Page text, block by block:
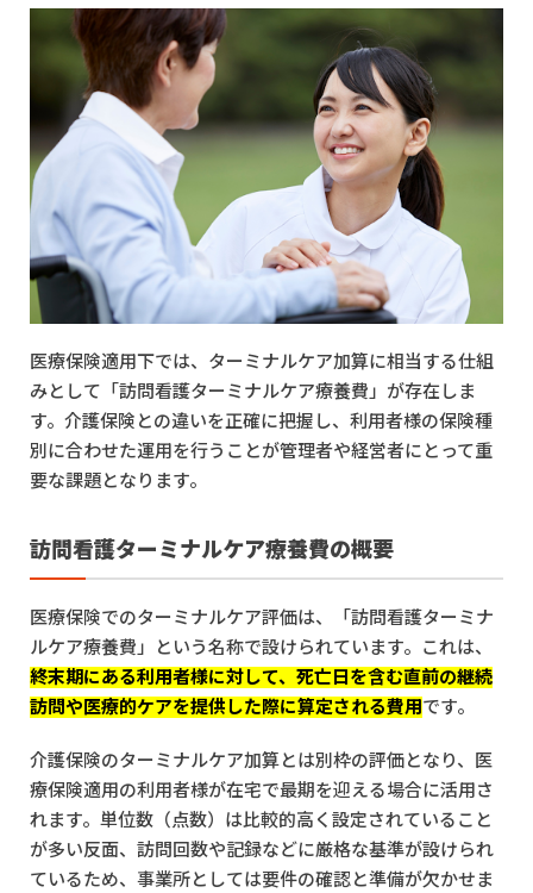
医療保険適用下では、ターミナルケア加算に相当する仕組
みとして「訪問看護ターミナルケア療養費」が存在しま
す。介護保険との違いを正確に把握し、利用者様の保険種
別に合わせた運用を行うことが管理者や経営者にとって重
要な課題となります。
訪問看護ターミナルケア療養費の概要
医療保険でのターミナルケア評価は、「訪問看護ターミナ
ルケア療養費」という名称で設けられています。これは、
終末期にある利用者様に対して、死亡日を含む直前の継続
訪問や医療的ケアを提供した際に算定される費用 です。
介護保険のターミナルケア加算とは別枠の評価となり、医
療保険適用の利用者様が在宅で最期を迎える場合に活用さ
れます。単位数（点数）は比較的高く設定されていること
が多い反面、訪問回数や記録などに厳格な基準が設けられ
ているため、事業所としては要件の確認と準備が欠かせま